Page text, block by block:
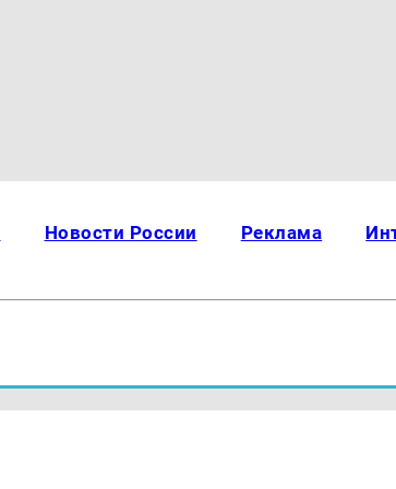
Новости России Реклама